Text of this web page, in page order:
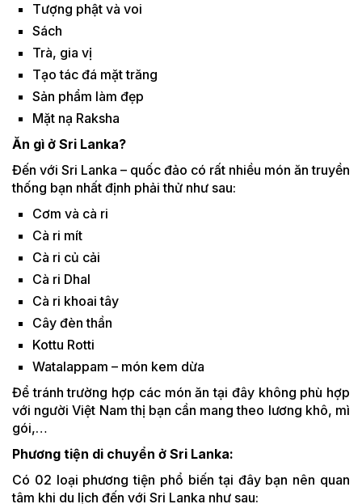
Tượng phật và voi
Sách
Trà, gia vị
Tạo tác đá mặt trăng
Sản phẩm làm đẹp
Mặt nạ Raksha
Ăn gì ở Sri Lanka?
Đến với Sri Lanka – quốc đảo có rất nhiều món ăn truyền
thống bạn nhất định phải thử như sau:
Cơm và cà ri
Cà ri mít
Cà ri củ cải
Cà ri Dhal
Cà ri khoai tây
Cây đèn thần
Kottu Rotti
Watalappam – món kem dừa
Để tránh trường hợp các món ăn tại đây không phù hợp
với người Việt Nam thị bạn cần mang theo lương khô, mì
gói,…
Phương tiện di chuyển ở Sri Lanka:
Có 02 loại phương tiện phổ biến tại đây bạn nên quan
tâm khi du lịch đến với Sri Lanka như sau: